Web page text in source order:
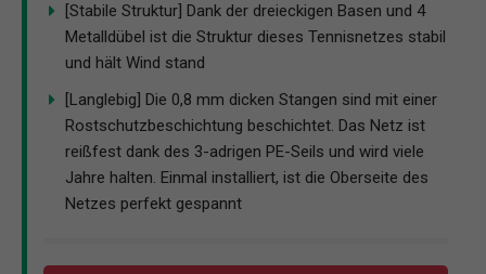
[Stabile Struktur] Dank der dreieckigen Basen und 4
Metalldübel ist die Struktur dieses Tennisnetzes stabil
und hält Wind stand
[Langlebig] Die 0,8 mm dicken Stangen sind mit einer
Rostschutzbeschichtung beschichtet. Das Netz ist
reißfest dank des 3-adrigen PE-Seils und wird viele
Jahre halten. Einmal installiert, ist die Oberseite des
Netzes perfekt gespannt